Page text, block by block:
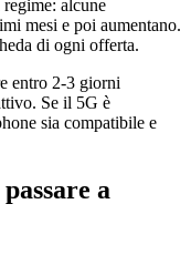
alcune
mesi e poi aumentano.
di ogni offerta.
entro 2-3 giorni
Se il 5G è
sia compatibile e
a